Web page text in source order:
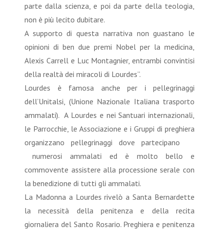
parte dalla scienza, e poi da parte della teologia,
non è più lecito dubitare.
A supporto di questa narrativa non guastano le
opinioni di ben due premi Nobel per la medicina,
Alexis Carrell e Luc Montagnier, entrambi convintisi
della realtà dei miracoli di Lourdes”.
Lourdes è famosa anche per i pellegrinaggi
dell’Unitalsi, (Unione Nazionale Italiana trasporto
ammalati). A Lourdes e nei Santuari internazionali,
le Parrocchie, le Associazione e i Gruppi di preghiera
organizzano pellegrinaggi dove partecipano
numerosi ammalati ed è molto bello e
commovente assistere alla processione serale con
la benedizione di tutti gli ammalati.
La Madonna a Lourdes rivelò a Santa Bernardette
la necessità della penitenza e della recita
giornaliera del Santo Rosario. Preghiera e penitenza